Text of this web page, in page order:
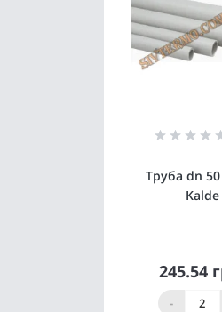
Труба dn
Kalde
245.54
-